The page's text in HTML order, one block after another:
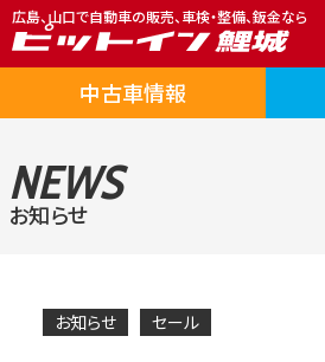
広島、山口で自動車の販売、車検・整備、鈑金なら
中古車情報
NEWS
お知らせ
お知らせ セール